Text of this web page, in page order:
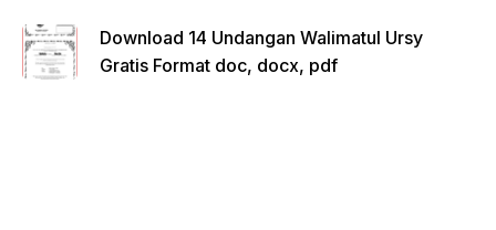
Download 14 Undangan Walimatul Ursy
Gratis Format doc, docx, pdf